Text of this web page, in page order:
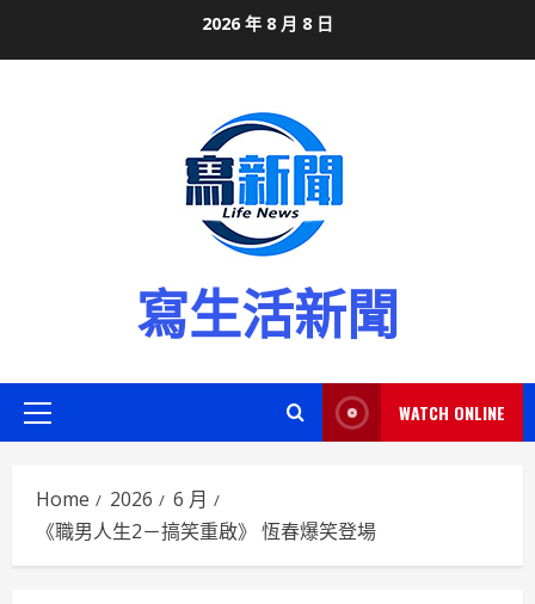
2026 年 8 月 8 日
寫生活新聞
Primary
WATCH ONLINE
Home 2026
6 月
《職男人生2－搞笑重啟》 恆春爆笑登場